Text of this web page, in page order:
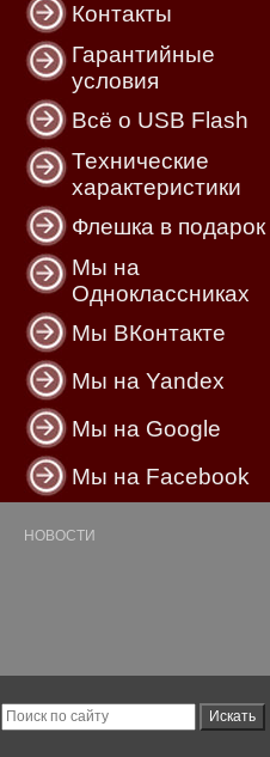
Контакты
Гарантийные
условия
Всё о USB Flash
Технические
характеристики
Флешка в подарок
Мы на
Одноклассниках
Мы ВКонтакте
Мы на Yandex
Мы на Google
Мы на Facebook
НОВОСТИ